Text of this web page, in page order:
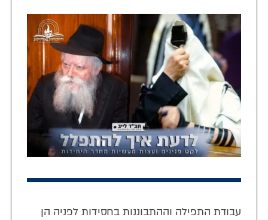
עבודת התפילה וההתבוננות בחסידות לפניה הן